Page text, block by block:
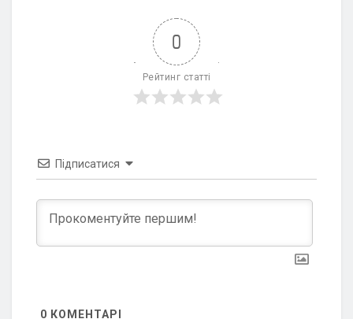
0
Рейтинг статті
Підписатися
0 КОМЕНТАРІ